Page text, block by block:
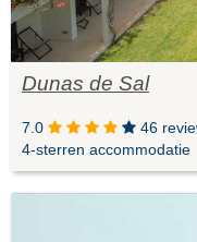
Dunas de Sal
7.0
46
4-sterren accommodatie